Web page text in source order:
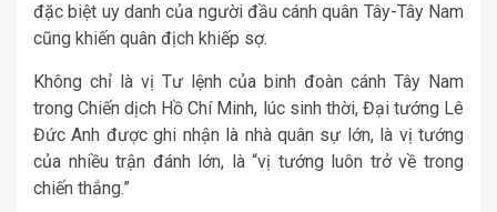
đặc biệt uy danh của người đầu cánh quân Tây-Tây Nam
cũng khiến quân địch khiếp sợ.
Không chỉ là vị Tư lệnh của binh đoàn cánh Tây Nam
trong Chiến dịch Hồ Chí Minh, lúc sinh thời, Đại tướng Lê
Đức Anh được ghi nhận là nhà quân sự lớn, là vị tướng
của nhiều trận đánh lớn, là “vị tướng luôn trở về trong
chiến thắng.”